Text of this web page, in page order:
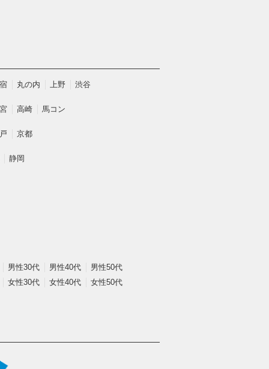
丸の内 上野 渋谷
高崎 馬コン
京都
静岡
男性30代 男性40代
男性50代
女性30代 女性40代 女性50代